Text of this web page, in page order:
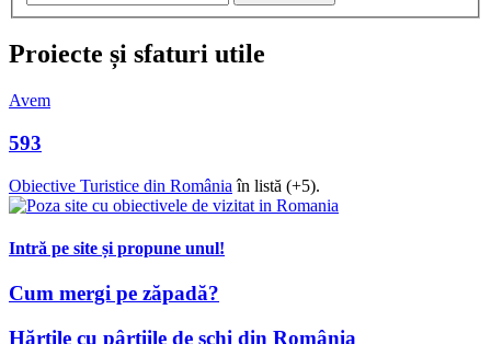
Intră pe site și propune unul!
Cum mergi pe zăpadă?